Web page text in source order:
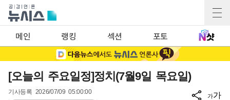
메인 랭킹 섹션 포토
[오늘의 주요일정]정치(7월9일 목요일)
기사등록 2026/07/09 05:00:00
가가